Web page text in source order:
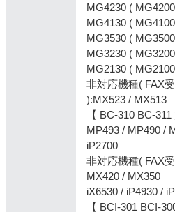
MG4230 (
MG4130 (
MG3530 (
MG3230 (
MG2130 (
非対応機種( FAX
):MX523 / MX513
【 BC-310 BC-311
MP493 / MP490 /
iP2700
非対応機種( FAX
MX420 / MX350
iX6530 / iP4930 /
【 BCI-301 BCI-